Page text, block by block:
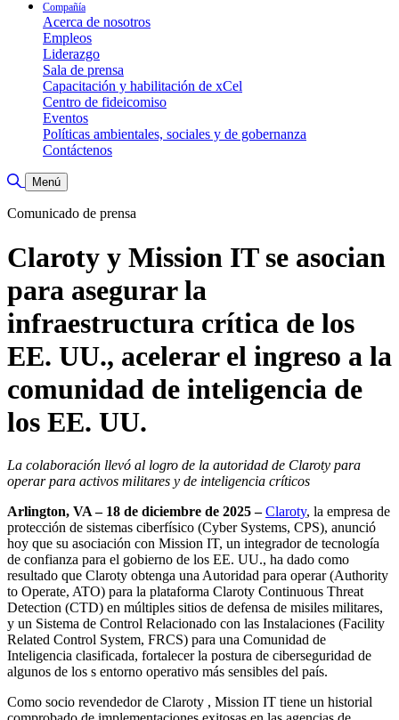
Compañía
Acerca de nosotros
Empleos
Liderazgo
Sala de prensa
Capacitación y habilitación de xCel
Centro de fideicomiso
Eventos
Políticas ambientales, sociales y de gobernanza
Contáctenos
Alternar búsqueda
Menú
Comunicado de prensa
Claroty y Mission IT se asocian
para asegurar la
infraestructura crítica de los
EE. UU., acelerar el ingreso a la
comunidad de inteligencia de
los EE. UU.
La colaboración llevó al logro de la autoridad de Claroty para
operar para activos militares y de inteligencia críticos
Arlington, VA – 18 de diciembre de 2025 – Claroty, la empresa de
protección de sistemas ciberfísico (Cyber Systems, CPS), anunció
hoy que su asociación con Mission IT, un integrador de tecnología
de confianza para el gobierno de los EE. UU., ha dado como
resultado que Claroty obtenga una Autoridad para operar (Authority
to Operate, ATO) para la plataforma Claroty Continuous Threat
Detection (CTD) en múltiples sitios de defensa de misiles militares,
y un Sistema de Control Relacionado con las Instalaciones (Facility
Related Control System, FRCS) para una Comunidad de
Inteligencia clasificada, fortalecer la postura de ciberseguridad de
algunos de los s entorno operativo más sensibles del país.
Como socio revendedor de Claroty , Mission IT tiene un historial